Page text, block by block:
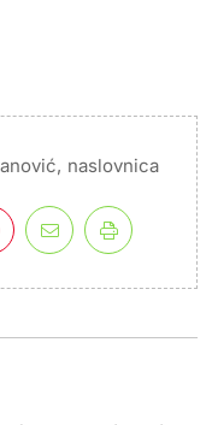
, naslovnica